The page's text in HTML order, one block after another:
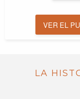
VER EL
LA